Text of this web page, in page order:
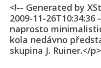
<!-- Generated by
2009-11-
naprosto
kola nedávno
skupina J. Ruiner.</p>